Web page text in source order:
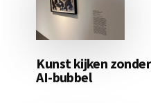
Kunst kijken
AI-bubbel